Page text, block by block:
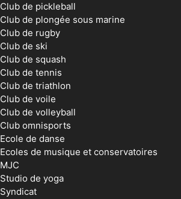
Club de pickleball
Club de plongée sous marine
Club de rugby
Club de ski
Club de squash
Club de tennis
Club de triathlon
Club de voile
Club de volleyball
Club omnisports
Ecole de danse
Ecoles de musique et conservatoires
MJC
Studio de yoga
Syndicat